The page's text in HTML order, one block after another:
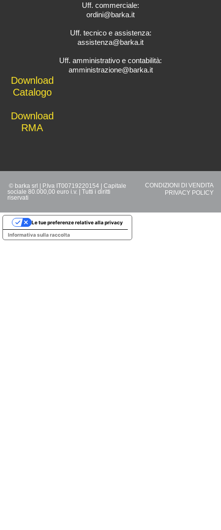
Uff. commerciale:
ordini@barka.it
Uff. tecnico e assistenza:
assistenza@barka.it
Uff. amministrativo e contabilità:
amministrazione@barka.it
Download
Catalogo
Download
RMA
© barka srl | P.Iva IT00719220154 | Capitale
sociale 80.000,00 euro i.v. | Tutti i diritti
riservati
CONDIZIONI DI VENDITA
PRIVACY POLICY
Informativa sulla raccolta
Le tue preferenze relative alla privacy